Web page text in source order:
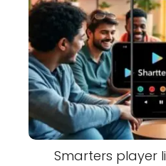
Smarters player